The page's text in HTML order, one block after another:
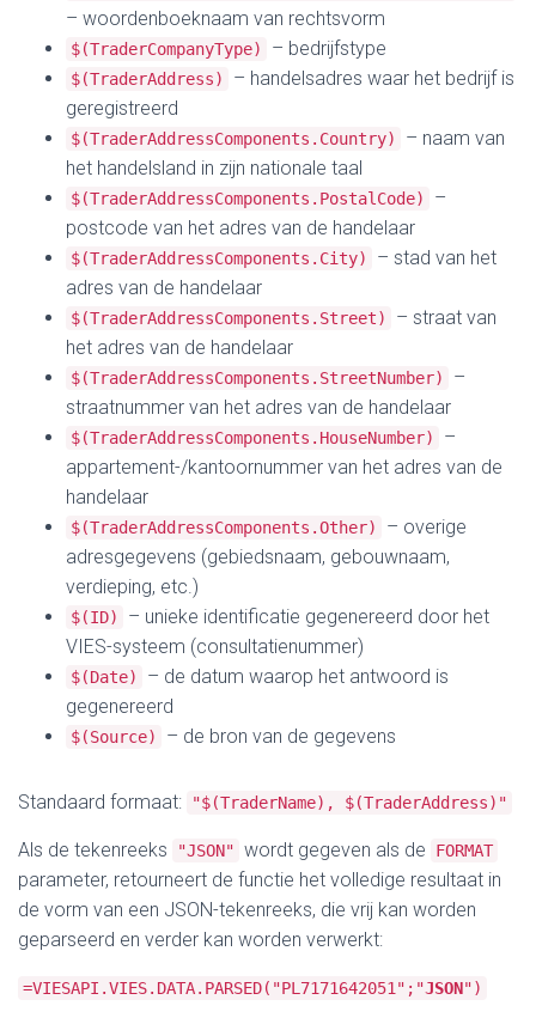
– woordenboeknaam van rechtsvorm
$(TraderCompanyType) – bedrijfstype
$(TraderAddress)
– handelsadres waar het bedrijf is
geregistreerd
$(TraderAddressComponents.Country)
– naam van
het handelsland in zijn nationale taal
$(TraderAddressComponents.PostalCode)
–
postcode van het adres van de handelaar
$(TraderAddressComponents.City)
– stad van het
adres van de handelaar
$(TraderAddressComponents.Street)
– straat van
het adres van de handelaar
$(TraderAddressComponents.StreetNumber)
–
straatnummer van het adres van de handelaar
$(TraderAddressComponents.HouseNumber)
–
appartement-/kantoornummer van het adres van de
handelaar
$(TraderAddressComponents.Other)
– overige
adresgegevens (gebiedsnaam, gebouwnaam,
verdieping, etc.)
$(ID)
– unieke identificatie gegenereerd door het
VIES-systeem (consultatienummer)
$(Date)
– de datum waarop het antwoord is
gegenereerd
$(Source) – de bron van de gegevens
Standaard formaat: "$(TraderName), $(TraderAddress)"
Als de tekenreeks "JSON" wordt gegeven als de FORMAT
parameter, retourneert de functie het volledige resultaat in
de vorm van een JSON-tekenreeks, die vrij kan worden
geparseerd en verder kan worden verwerkt:
=VIESAPI.VIES.DATA.PARSED("PL7171642051";"JSON")